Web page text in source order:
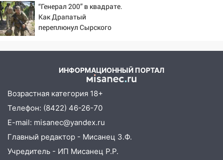
“Генерал 200” в квадрате.
Как Драпатый
переплюнул Сырского
ИНФОРМАЦИОННЫЙ ПОРТАЛ
Возрастная категория 18+
Телефон: (8422) 46-26-70
E-mail: misanec@yandex.ru
Главный редактор - Мисанец З.Ф.
Учредитель - ИП Мисанец Р.Р.